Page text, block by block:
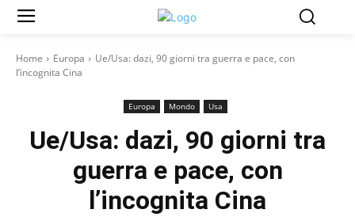
Home Europa
Ue/Usa: dazi, 90 giorni tra guerra e pace, con
l’incognita Cina
Europa Mondo Usa
Ue/Usa: dazi, 90 giorni tra
guerra e pace, con
l’incognita Cina